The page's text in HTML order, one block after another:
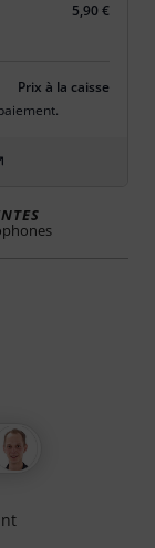
5,90 €
Prix à la caisse